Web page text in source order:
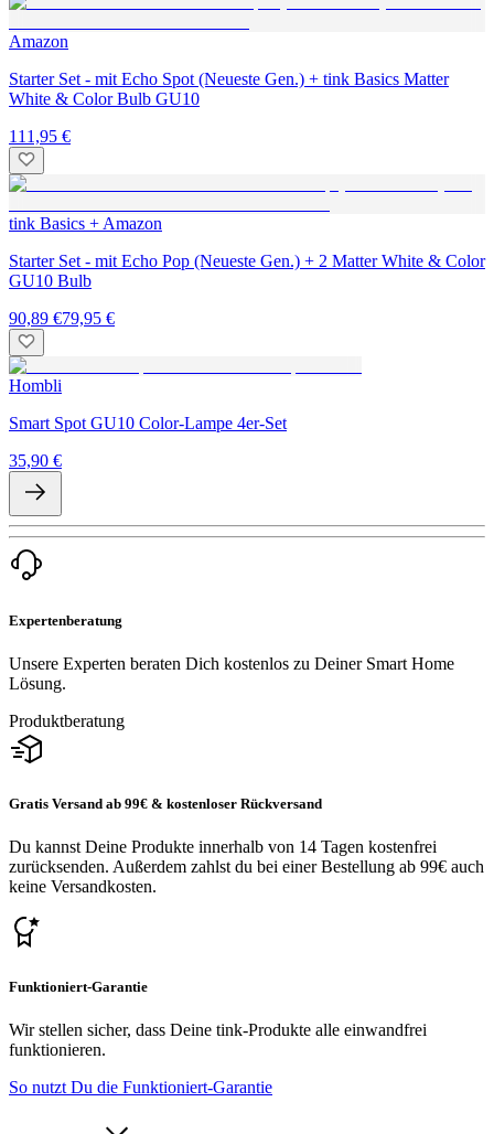
Amazon
Starter Set - mit Echo Spot (Neueste Gen.) + tink Basics Matter
White & Color Bulb GU10
111,95 €
tink Basics + Amazon
Starter Set - mit Echo Pop (Neueste Gen.) + 2 Matter White & Color
GU10 Bulb
90,89 €79,95 €
Hombli
Smart Spot GU10 Color-Lampe 4er-Set
35,90 €
Expertenberatung
Unsere Experten beraten Dich kostenlos zu Deiner Smart Home
Lösung.
Produktberatung
Gratis Versand ab 99€ & kostenloser Rückversand
Du kannst Deine Produkte innerhalb von 14 Tagen kostenfrei
zurücksenden. Außerdem zahlst du bei einer Bestellung ab 99€ auch
keine Versandkosten.
Funktioniert-Garantie
Wir stellen sicher, dass Deine tink-Produkte alle einwandfrei
funktionieren.
So nutzt Du die Funktioniert-Garantie